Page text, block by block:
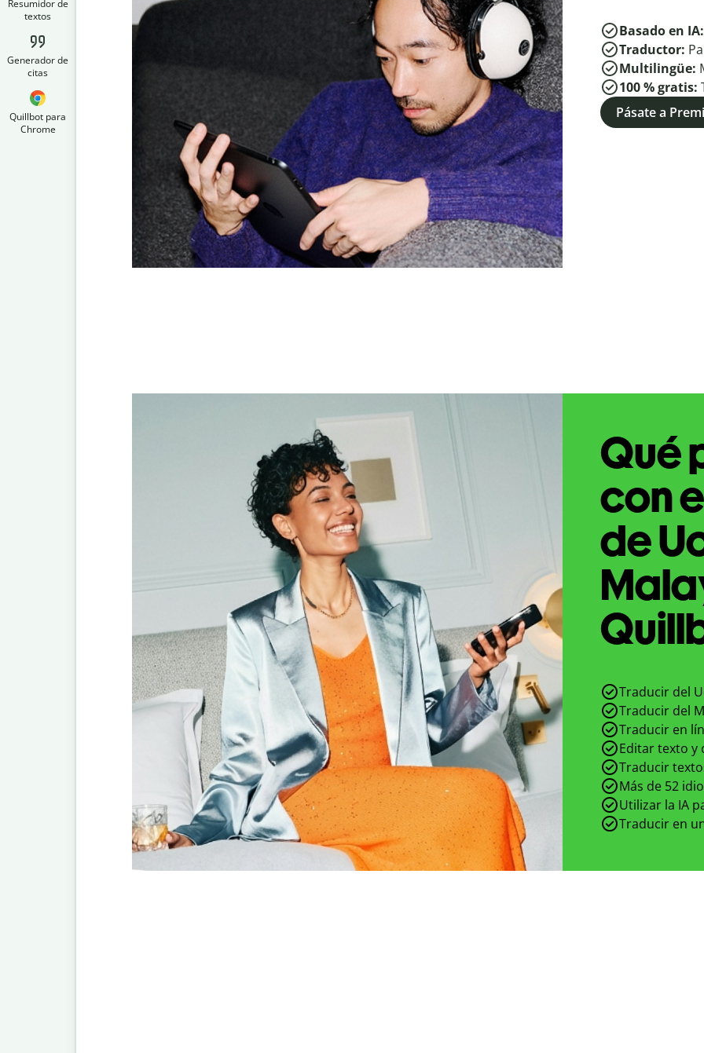
Resumidor de
textos
Generador de
citas
Quillbot para
Chrome
Basado en IA:
Traductor:
Multilingüe:
100 % gratis:
Pásate a
Qué
con
de
Traducir del
Traducir del
Traducir en
Editar texto y
Traducir
Más de 52
Utilizar la IA
Traducir en